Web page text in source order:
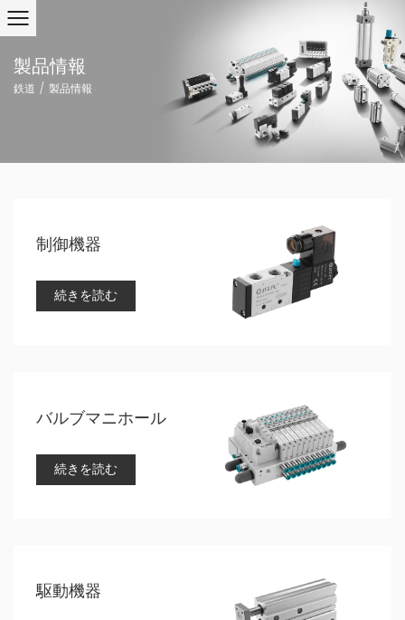
製品情報
鉄道 / 製品情報
制御機器
続きを読む
バルブマニホール
続きを読む
駆動機器